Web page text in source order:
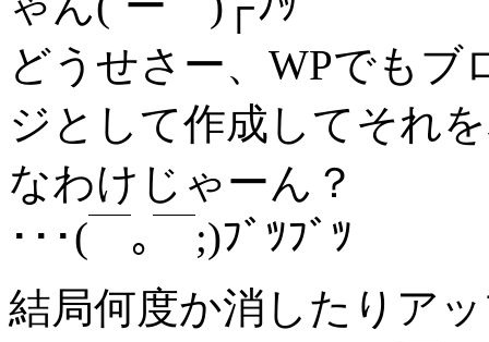
どうせさー、WPでも
ジとして作成してそれ
なわけじゃーん？
･･･(￣｡￣;)ﾌﾞﾂﾌﾞﾂ
結局何度か消したりア